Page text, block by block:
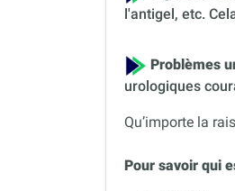
l'antigel, etc.
Problèmes
urologiques
Qu’importe la
Pour savoir qui